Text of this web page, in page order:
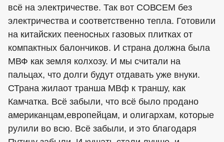
всё на электричестве. Так вот СОВСЕМ без
электричества и соответственно тепла. Готовили
на китайских пееносных газовых плитках от
компактных балончиков. И страна должна была
МВФ как земля колхозу. И мы считали на
пальцах, что долги будут отдавать уже внуки.
СТрана жилаот транша МВф к траншу, как
Камчатка. Всё забыли, что всё было продано
американцам,европейцам, и олигархам, которые
рулили во всю. Всё забыли, и это благодаря